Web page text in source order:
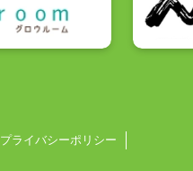
プライバシーポリシー